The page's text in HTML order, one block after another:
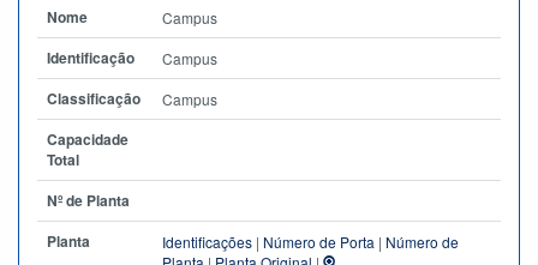
Nome
Campus
Identificação Campus
Classificação Campus
Capacidade
Total
Nº de Planta
Planta
Identificações | Número de Porta | Número de